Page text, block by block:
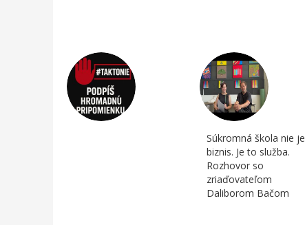
Súkromná škola nie je
biznis. Je to služba.
Rozhovor so
zriaďovateľom
Daliborom Bačom